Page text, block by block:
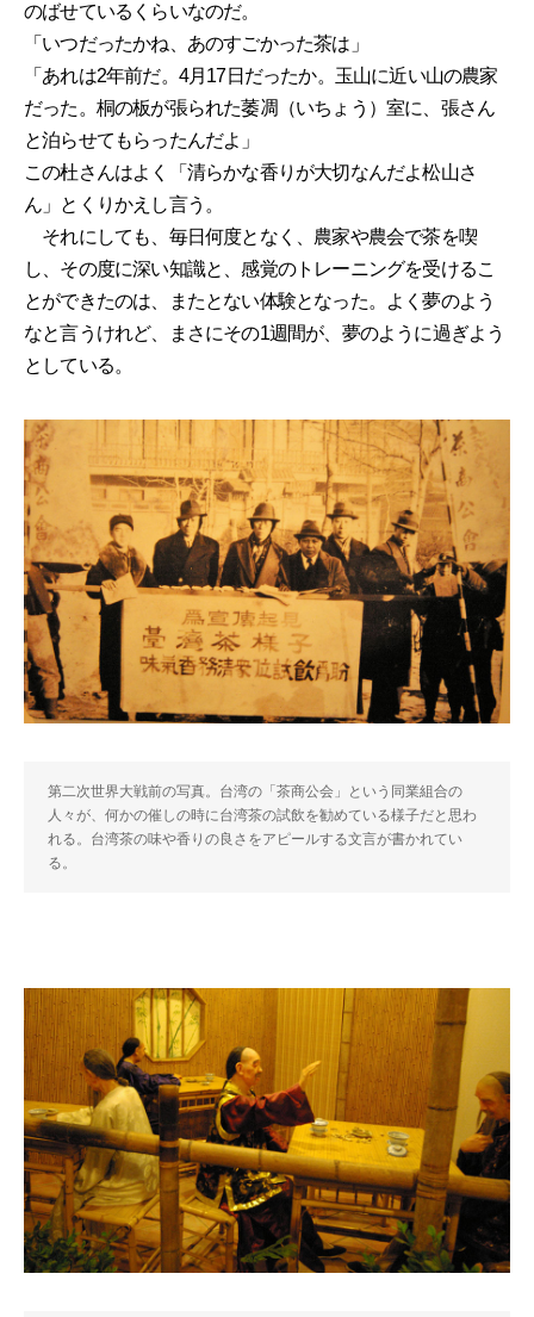
のばせているくらいなのだ。
「いつだったかね、あのすごかった茶は」
「あれは2年前だ。4月17日だったか。玉山に近い山の農家
だった。桐の板が張られた萎凋（いちょう）室に、張さん
と泊らせてもらったんだよ」
この杜さんはよく「清らかな香りが大切なんだよ松山さ
ん」とくりかえし言う。
それにしても、毎日何度となく、農家や農会で茶を喫
し、その度に深い知識と、感覚のトレーニングを受けるこ
とができたのは、またとない体験となった。よく夢のよう
なと言うけれど、まさにその1週間が、夢のように過ぎよう
としている。
第二次世界大戦前の写真。台湾の「茶商公会」という同業組合の
人々が、何かの催しの時に台湾茶の試飲を勧めている様子だと思わ
れる。台湾茶の味や香りの良さをアピールする文言が書かれてい
る。